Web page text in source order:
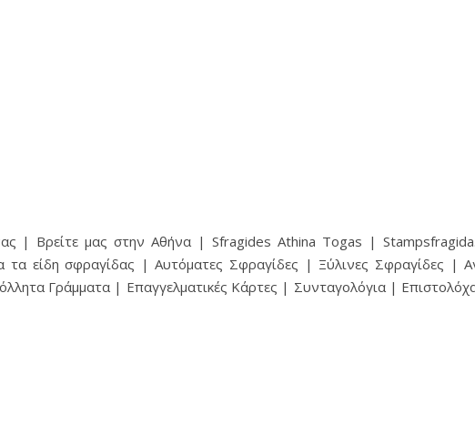
| Βρείτε μας στην Αθήνα | Sfragides Athina Togas |
είδη σφραγίδας | Αυτόματες Σφραγίδες | Ξύλινες Σφραγίδες |
Γράμματα | Επαγγελματικές Κάρτες | Συνταγολόγια |